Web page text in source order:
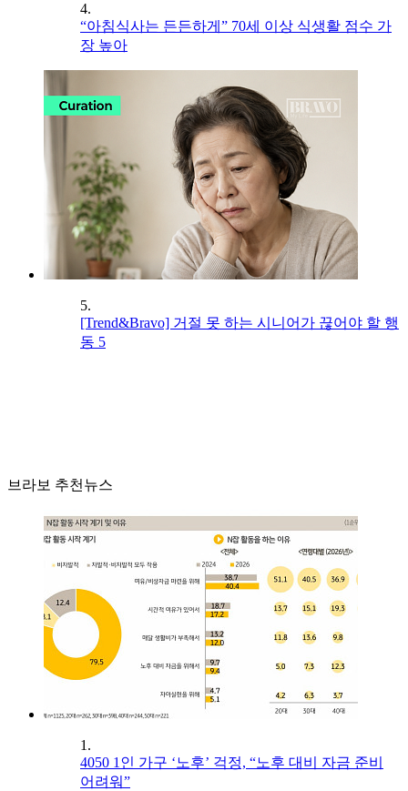
4.
“아침식사는 든든하게” 70세 이상 식생활 점수 가
장 높아
5.
[Trend&Bravo] 거절 못 하는 시니어가 끊어야 할 행
동 5
브라보 추천뉴스
1.
4050 1인 가구 ‘노후’ 걱정, “노후 대비 자금 준비
어려워”